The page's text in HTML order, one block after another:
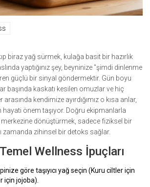
biraz yağ sürmek, kulağa basit bir hazırlık
yaptığınız şey, beyninize "şimdi dinlenme
güçlü bir sinyal göndermektir. Gün boyu
başında kaskatı kesilen omuzlar ve hiç
kendimize ayırdığımız o kısa anlar,
önem taşıyor. Doğru ekipmanlarla
dönüştürmek, sadece fiziksel bir
zamanda zihinsel bir detoks sağlar.
Temel Wellness İpuçları
göre taşıyıcı yağ seçin (Kuru ciltler için
için jojoba).